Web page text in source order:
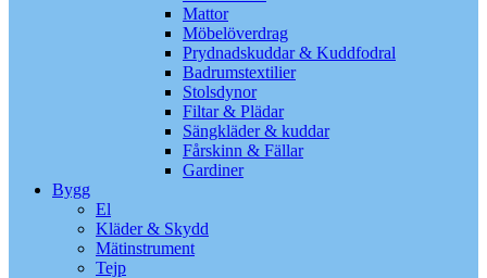
Mattor
Möbelöverdrag
Prydnadskuddar & Kuddfodral
Badrumstextilier
Stolsdynor
Filtar & Plädar
Sängkläder & kuddar
Fårskinn & Fällar
Gardiner
Bygg
El
Kläder & Skydd
Mätinstrument
Tejp